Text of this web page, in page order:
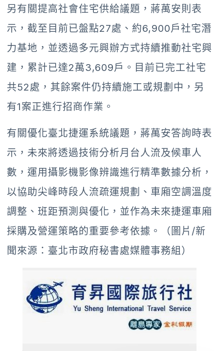
另有關提高社會住宅供給議題，蔣萬安則表
示，截至目前已盤點27處、約6,900戶社宅潛
力基地，並透過多元興辦方式持續推動社宅興
建，累計已達2萬3,609戶。目前已完工社宅
共52處，其餘案件仍持續施工或規劃中，另
有1案正進行招商作業。
有關優化臺北捷運系統議題，蔣萬安答詢時表
示，未來將透過技術分析月台人流及候車人
數，運用攝影機影像辨識進行精準數據分析，
以協助尖峰時段人流疏運規劃、車廂空調溫度
調整、班距預測與優化，並作為未來捷運車廂
採購及營運策略的重要參考依據。（圖片/新
聞來源：臺北市政府秘書處媒體事務組）